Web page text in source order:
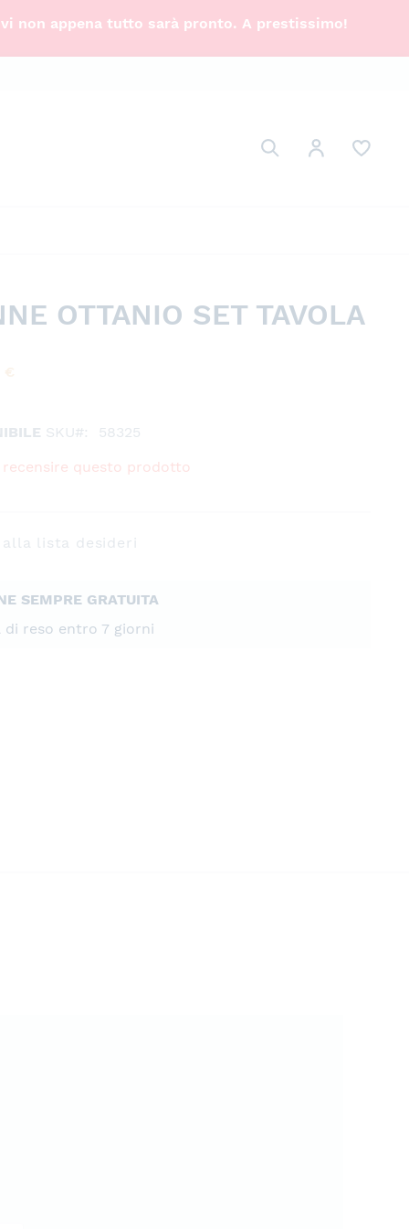
non appena tutto sarà pronto. A prestissimo!
Cerca
Cerca
Il mio Account
OTTANIO SET TAVOLA
SKU
58325
questo prodotto
lista desideri
SEMPRE GRATUITA
di reso entro 7 giorni